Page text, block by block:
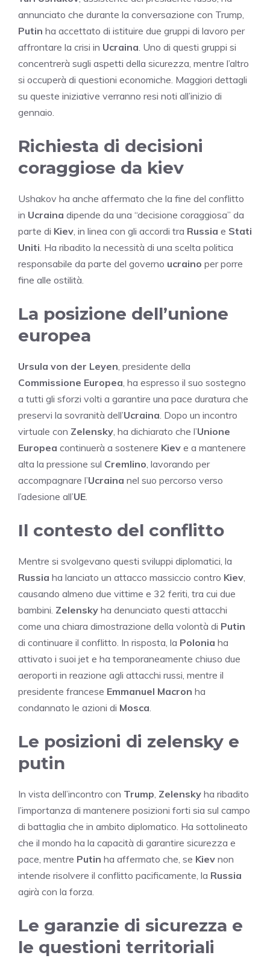
annunciato che durante la conversazione con Trump,
Putin ha accettato di istituire due gruppi di lavoro per
affrontare la crisi in Ucraina. Uno di questi gruppi si
concentrerà sugli aspetti della sicurezza, mentre l’altro
si occuperà di questioni economiche. Maggiori dettagli
su queste iniziative verranno resi noti all’inizio di
gennaio.
Richiesta di decisioni
coraggiose da kiev
Ushakov ha anche affermato che la fine del conflitto
in Ucraina dipende da una “decisione coraggiosa” da
parte di Kiev, in linea con gli accordi tra Russia e Stati
Uniti. Ha ribadito la necessità di una scelta politica
responsabile da parte del governo ucraino per porre
fine alle ostilità.
La posizione dell’unione
europea
Ursula von der Leyen, presidente della
Commissione Europea, ha espresso il suo sostegno
a tutti gli sforzi volti a garantire una pace duratura che
preservi la sovranità dell’Ucraina. Dopo un incontro
virtuale con Zelensky, ha dichiarato che l’Unione
Europea continuerà a sostenere Kiev e a mantenere
alta la pressione sul Cremlino, lavorando per
accompagnare l’Ucraina nel suo percorso verso
l’adesione all’UE.
Il contesto del conflitto
Mentre si svolgevano questi sviluppi diplomatici, la
Russia ha lanciato un attacco massiccio contro Kiev,
causando almeno due vittime e 32 feriti, tra cui due
bambini. Zelensky ha denunciato questi attacchi
come una chiara dimostrazione della volontà di Putin
di continuare il conflitto. In risposta, la Polonia ha
attivato i suoi jet e ha temporaneamente chiuso due
aeroporti in reazione agli attacchi russi, mentre il
presidente francese Emmanuel Macron ha
condannato le azioni di Mosca.
Le posizioni di zelensky e
putin
In vista dell’incontro con Trump, Zelensky ha ribadito
l’importanza di mantenere posizioni forti sia sul campo
di battaglia che in ambito diplomatico. Ha sottolineato
che il mondo ha la capacità di garantire sicurezza e
pace, mentre Putin ha affermato che, se Kiev non
intende risolvere il conflitto pacificamente, la Russia
agirà con la forza.
Le garanzie di sicurezza e
le questioni territoriali